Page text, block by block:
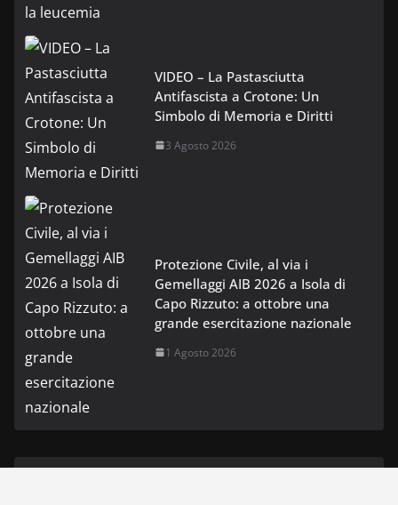
VIDEO – La Pastasciutta
Antifascista a Crotone: Un
Simbolo di Memoria e Diritti
3 Agosto 2026
Protezione Civile, al via i
Gemellaggi AIB 2026 a Isola di
Capo Rizzuto: a ottobre una
grande esercitazione nazionale
1 Agosto 2026